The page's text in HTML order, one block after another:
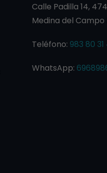
Calle Padilla 14,
Medina del Campo
Teléfono: 983 80
WhatsApp: